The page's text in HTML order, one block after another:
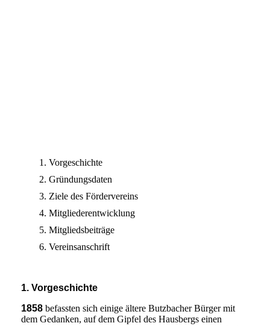
Vorgeschichte
Gründungsdaten
Ziele des Fördervereins
Mitgliederentwicklung
Mitgliedsbeiträge
Vereinsanschrift
1. Vorgeschichte
1858 befassten sich einige ältere Butzbacher Bürger mit
dem Gedanken, auf dem Gipfel des Hausbergs einen